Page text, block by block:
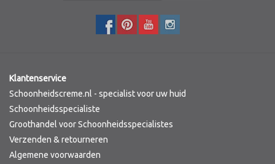
Pascaud
Fusion Meso
PCA SKINCARE
Klantenservice
Schoonheidscreme.nl - specialist voor uw huid
Schoonheidsspecialiste
Groothandel voor Schoonheidsspecialistes
Verzenden & retourneren
Algemene voorwaarden